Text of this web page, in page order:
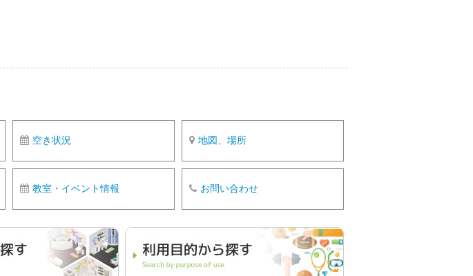
空き状況 地図、場所
教室・イベント情報 お問い合わせ